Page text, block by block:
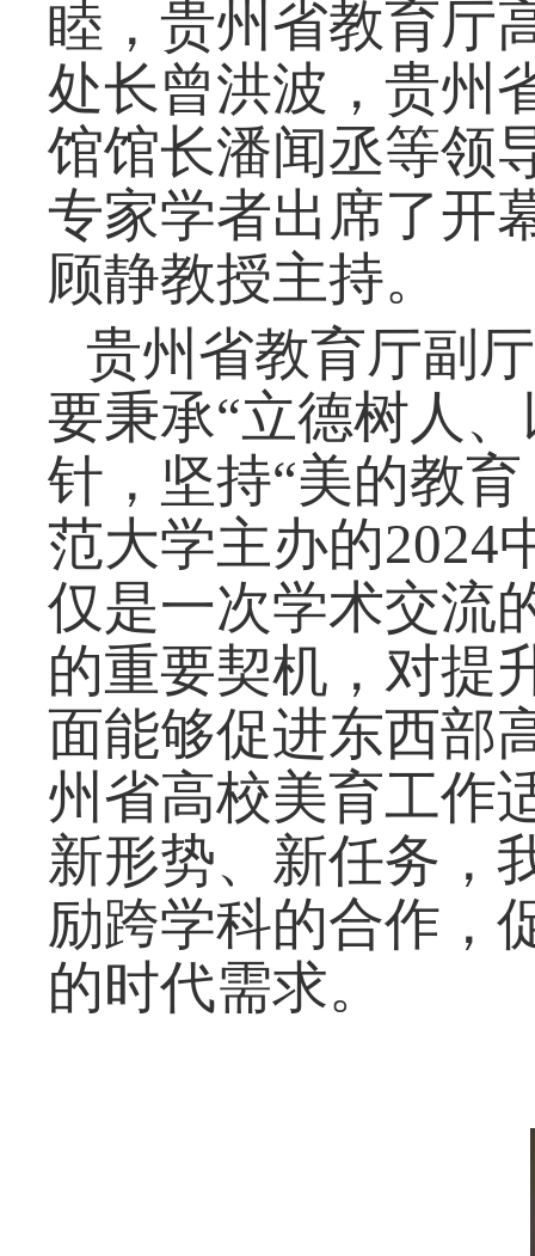
睦，贵州省教育厅
处长曾洪波，贵州
馆馆长潘闻丞等领
专家学者出席了开
顾静教授主持。
贵州省教育厅副
要秉承“立德树人
针，坚持“美的教
范大学主办的2024
仅是一次学术交流
的重要契机，对提
面能够促进东西部
州省高校美育工作
新形势、新任务，
励跨学科的合作，
的时代需求。